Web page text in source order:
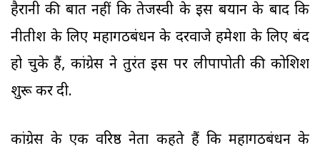
हैरानी की बात नहीं कि तेजस्वी के इस बयान के बाद कि
नीतीश के लिए महागठबंधन के दरवाजे हमेशा के लिए बंद
हो चुके हैं, कांग्रेस ने तुरंत इस पर लीपापोती की कोशिश
शुरू कर दी.
कांग्रेस के एक वरिष्ठ नेता कहते हैं कि महागठबंधन के